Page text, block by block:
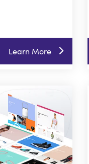
Learn More